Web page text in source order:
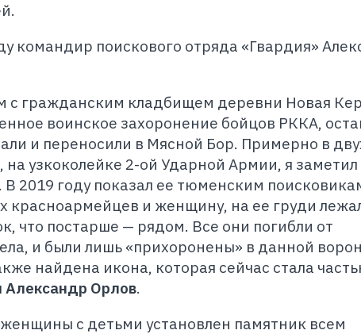
командир поискового отряда «Гвардия»
с гражданским кладбищем деревни Новая
воинское захоронение бойцов РККА,
и переносили в Мясной Бор. Примерно в
на узкоколейке 2-ой Ударной Армии, я заметил
2019 году показал ее тюменским
красноармейцев и женщину, на ее груди
что постарше — рядом. Все они погибли от
и были лишь «прихоронены» в данной
найдена икона, которая сейчас стала
Александр Орлов.
с детьми установлен памятник всем